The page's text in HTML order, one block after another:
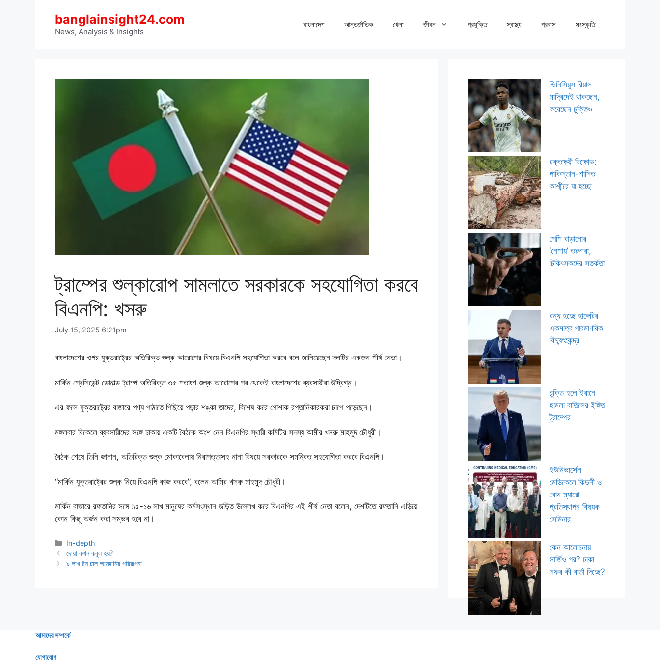
banglainsight24.com
News, Analysis & Insights
বাংলাদেশ আন্তর্জাতিক খেলা জীবন প্রযুক্তি স্বাস্থ্য প্রবাস সংস্কৃতি
ট্রাম্পের শুল্কারোপ সামলাতে সরকারকে সহযোগিতা করবে
বিএনপি: খসরু
July 15, 2025 6:21pm
বাংলাদেশের ওপর যুক্তরাষ্ট্রের অতিরিক্ত শুল্ক আরোপের বিষয়ে বিএনপি সহযোগিতা করবে বলে জানিয়েছেন দলটির একজন শীর্ষ নেতা।
মার্কিন প্রেসিডেন্ট ডোনাল্ড ট্রাম্প অতিরিক্ত ৩৫ শতাংশ শুল্ক আরোপের পর থেকেই বাংলাদেশের ব্যবসায়ীরা উদ্বিগ্ন।
এর ফলে যুক্তরাষ্ট্রের বাজারে পণ্য পাঠাতে পিছিয়ে পড়ার শঙ্কা তাদের, বিশেষ করে পোশাক রপ্তানিকারকরা চাপে পড়েছেন।
মঙ্গলবার বিকেলে ব্যবসায়ীদের সঙ্গে ঢাকায় একটি বৈঠকে অংশ নেন বিএনপির স্থায়ী কমিটির সদস্য আমীর খসরু মাহমুদ চৌধুরী।
বৈঠক শেষে তিনি জানান, অতিরিক্ত শুল্ক মোকাবেলায় নিরাপত্তাসহ নানা বিষয়ে সরকারকে সমন্বিত সহযোগিতা করবে বিএনপি।
“মার্কিন যুক্তরাষ্ট্রের শুল্ক নিয়ে বিএনপি কাজ করবে”, বলেন আমির খসরু মাহমুদ চৌধুরী।
মার্কিন বাজারে রফতানির সঙ্গে ১৫-১৬ লাখ মানুষের কর্মসংস্থান জড়িত উল্লেখ করে বিএনপির এই শীর্ষ নেতা বলেন, দেশটিতে রফতানি এড়িয়ে
কোন কিছু অর্জন করা সম্ভব হবে না।
Categories
In-depth
দোয়া কখন কবুল হয়?
৯ লাখ টন চাল আমদানির পরিকল্পনা
ভিনিসিয়ুস রিয়াল
মাদ্রিদেই থাকছেন,
করেছেন চুক্তিও
রক্তক্ষয়ী বিক্ষোভ:
পাকিস্তান-শাসিত
কাশ্মীরে যা হচ্ছে
পেশি বাড়ানোর
‘নেশায়’ তরুণরা,
চিকিৎসকদের সতর্কতা
বন্ধ হচ্ছে হাঙ্গেরির
একমাত্র পারমাণবিক
বিদ্যুৎকেন্দ্র
চুক্তি হলে ইরানে
হামলা বাতিলের ইঙ্গিত
ট্রাম্পের
ইউনিভার্সেল
মেডিকেলে কিডনী ও
বোন ম্যারো
প্রতিস্থাপন বিষয়ক
সেমিনার
কেন আলোচনায়
সার্জিও গর? ঢাকা
সফর কী বার্তা দিচ্ছে?
আমাদের সম্পর্কে
যোগাযোগ